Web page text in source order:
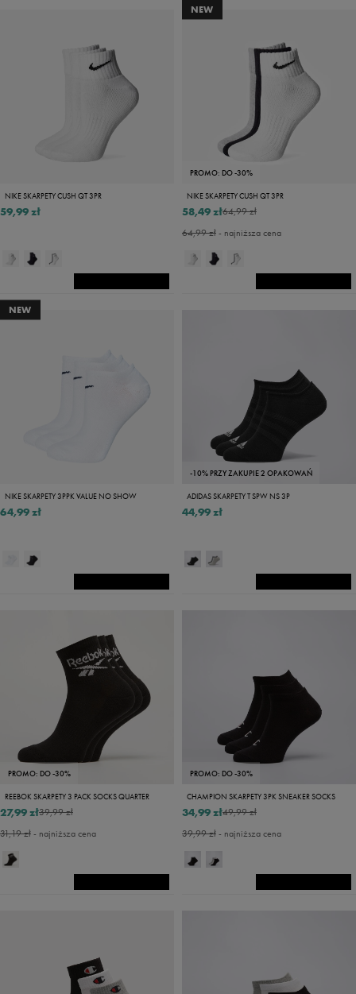
NIKE SKARPETY CUSH QT 3PR
59,99 zł
NEW
PROMO: DO -30%
NIKE SKARPETY CUSH QT 3PR
64,99 zł
58,49 zł
64,99 zł- najniższa cena
NEW
NIKE SKARPETY 3PPK VALUE NO SHOW
64,99 zł
-10% PRZY ZAKUPIE 2 OPAKOWAŃ
ADIDAS SKARPETY T SPW NS 3P
44,99 zł
PROMO: DO -30%
REEBOK SKARPETY 3 PACK SOCKS QUARTER
39,99 zł
27,99 zł
31,19 zł- najniższa cena
PROMO: DO -30%
CHAMPION SKARPETY 3PK SNEAKER SOCKS
49,99 zł
34,99 zł
39,99 zł- najniższa cena